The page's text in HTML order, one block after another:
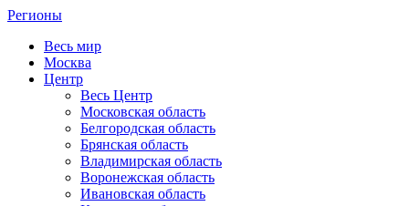
Регионы
Весь мир
Москва
Центр
Весь Центр
Московская область
Белгородская область
Брянская область
Владимирская область
Воронежская область
Ивановская область